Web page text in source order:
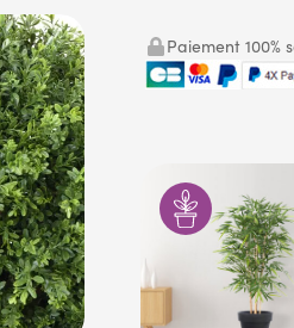
Paiement 100%